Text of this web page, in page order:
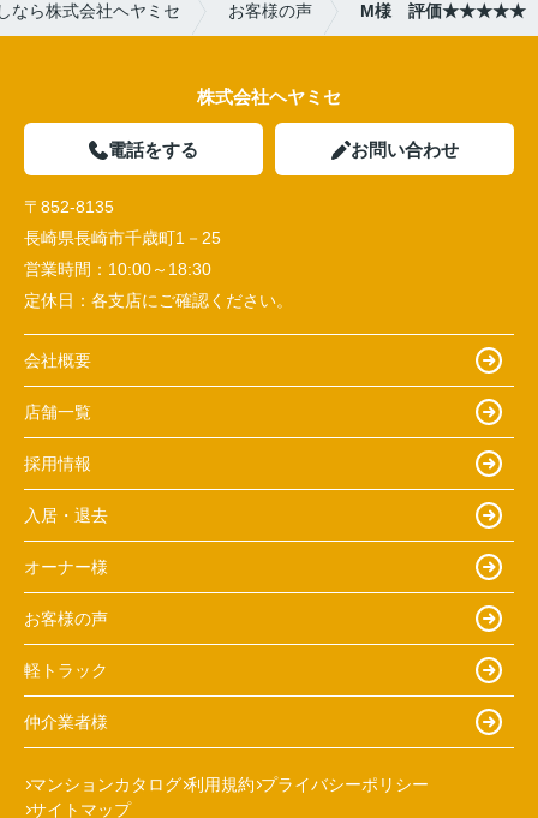
なら株式会社ヘヤミセ お客様の声 M様 評価★★★★★
株式会社ヘヤミセ
電話をする お問い合わせ
〒852-8135
長崎県長崎市千歳町1－25
営業時間： 10:00～18:30
定休日： 各支店にご確認ください。
会社概要
店舗一覧
採用情報
入居・退去
オーナー様
お客様の声
軽トラック
仲介業者様
マンションカタログ 利用規約 プライバシーポリシー
サイトマップ